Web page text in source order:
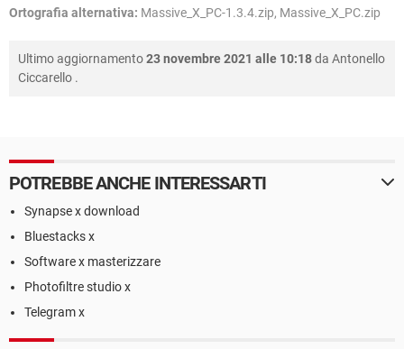
Ortografia alternativa: Massive_X_PC-1.3.4.zip, Massive_X_PC.zip
Ultimo aggiornamento23 novembre 2021 alle 10:18da Antonello
Ciccarello .
POTREBBE ANCHE INTERESSARTI
Synapse x download
Bluestacks x
Software x masterizzare
Photofiltre studio x
Telegram x